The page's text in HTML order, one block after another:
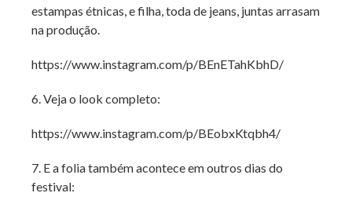
estampas étnicas, e filha, toda de jeans, juntas arrasam
na produção.
https://www.instagram.com/p/BEnETahKbhD/
6. Veja o look completo:
https://www.instagram.com/p/BEobxKtqbh4/
7. E a folia também acontece em outros dias do
festival: